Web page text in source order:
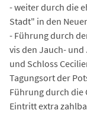
- weiter durch die
Stadt" in den
- Führung durch
vis den Jauch-
und Schloss
Tagungsort der
Führung durch die
Eintritt extra